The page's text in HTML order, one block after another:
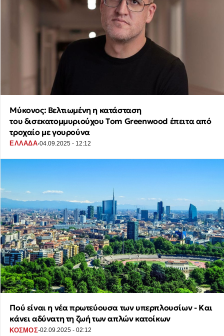
Μύκονος: Βελτιωμένη η κατάσταση
του δισεκατομμυριούχου Τom Greenwood έπειτα από
τροχαίο με γουρούνα
ΕΛΛΑΔΑ·04.09.2025 - 12:12
Πού είναι η νέα πρωτεύουσα των υπερπλουσίων - Και
κάνει αδύνατη τη ζωή των απλών κατοίκων
ΚΟΣΜΟΣ·02.09.2025 - 02:12